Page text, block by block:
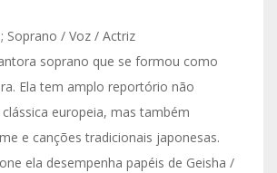
Soprano / Voz / Actriz
soprano que se formou como
Ela tem amplo reportório não
europeia, mas também
e canções tradicionais japonesas.
ela desempenha papéis de Geisha /